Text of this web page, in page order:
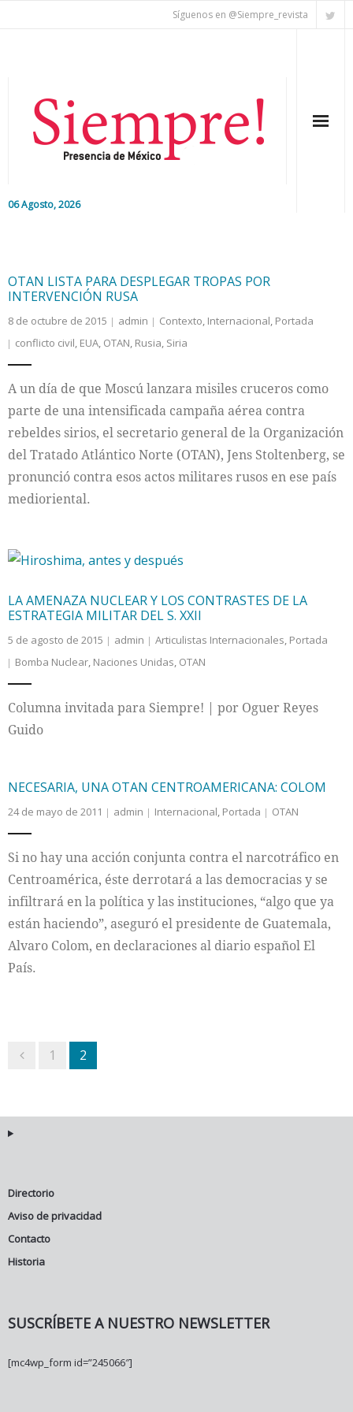
Síguenos en @Siempre_revista
06 Agosto, 2026
Colaboradores
Internacional
Cultura
OTAN LISTA PARA DESPLEGAR TROPAS POR
INTERVENCIÓN RUSA
8 de octubre de 2015 admin Contexto, Internacional, Portada
conflicto civil, EUA, OTAN, Rusia, Siria
A un día de que Moscú lanzara misiles cruceros como
parte de una intensificada campaña aérea contra
rebeldes sirios, el secretario general de la Organización
del Tratado Atlántico Norte (OTAN), Jens Stoltenberg, se
pronunció contra esos actos militares rusos en ese país
medioriental.
LA AMENAZA NUCLEAR Y LOS CONTRASTES DE LA
ESTRATEGIA MILITAR DEL S. XXII
5 de agosto de 2015 admin Articulistas Internacionales, Portada
Bomba Nuclear, Naciones Unidas, OTAN
Columna invitada para Siempre! | por Oguer Reyes
Guido
NECESARIA, UNA OTAN CENTROAMERICANA: COLOM
24 de mayo de 2011 admin Internacional, Portada OTAN
Si no hay una acción conjunta contra el narcotráfico en
Centroamérica, éste derrotará a las democracias y se
infiltrará en la política y las instituciones, “algo que ya
están haciendo”, aseguró el presidente de Guatemala,
Alvaro Colom, en declaraciones al diario español El
País.
1 2
Directorio
Aviso de privacidad
Contacto
Historia
SUSCRÍBETE A NUESTRO NEWSLETTER
[mc4wp_form id=”245066″]